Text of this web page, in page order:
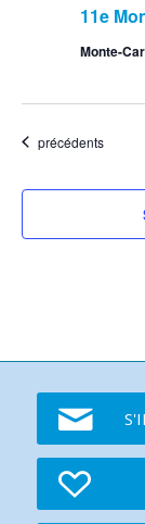
11e
Monte-
Événements
précédents